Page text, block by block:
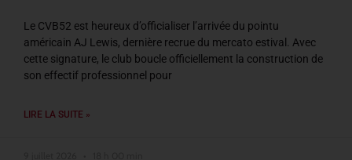
Le CVB52 est heureux d’officialiser l’arrivée du pointu
américain AJ Lewis, dernière recrue du mercato estival. Avec
cette signature, le club boucle officiellement la construction de
son effectif professionnel pour
LIRE LA SUITE »